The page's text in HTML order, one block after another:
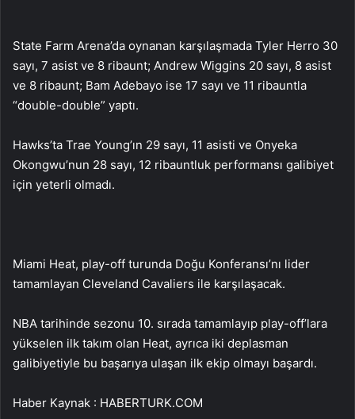
State Farm Arena’da oynanan karşılaşmada Tyler Herro 30
sayı, 7 asist ve 8 ribaunt; Andrew Wiggins 20 sayı, 8 asist
ve 8 ribaunt; Bam Adebayo ise 17 sayı ve 11 ribauntla
“double-double” yaptı.
Hawks’ta Trae Young’ın 29 sayı, 11 asisti ve Onyeka
Okongwu’nun 28 sayı, 12 ribauntluk performansı galibiyet
için yeterli olmadı.
Miami Heat, play-off turunda Doğu Konferansı’nı lider
tamamlayan Cleveland Cavaliers ile karşılaşacak.
NBA tarihinde sezonu 10. sırada tamamlayıp play-off’lara
yükselen ilk takım olan Heat, ayrıca iki deplasman
galibiyetiyle bu başarıya ulaşan ilk ekip olmayı başardı.
Haber Kaynak : HABERTURK.COM